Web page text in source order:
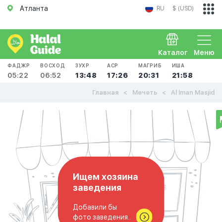
Атланта RU $ (USD)
Меню
Каталог
ФАДЖР
05:22
ВОСХОД
06:52
ЗУХР
13:48
АСР
17:26
МАГРИБ
20:31
ИША
21:58
Главная Мечеть Al Iman Masjid
Ищем хозяина
заведения
Добавили бы
фото заведения..